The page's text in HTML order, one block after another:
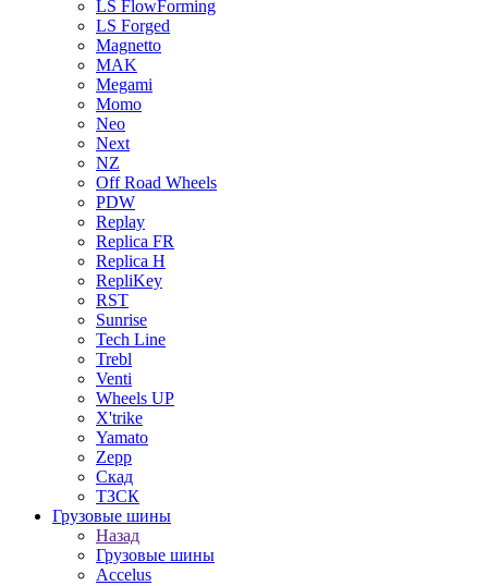
LS FlowForming
LS Forged
Magnetto
MAK
Megami
Momo
Neo
Next
NZ
Off Road Wheels
PDW
Replay
Replica FR
Replica H
RepliKey
RST
Sunrise
Tech Line
Trebl
Venti
Wheels UP
X'trike
Yamato
Zepp
Скад
ТЗСК
Грузовые шины
Назад
Грузовые шины
Accelus